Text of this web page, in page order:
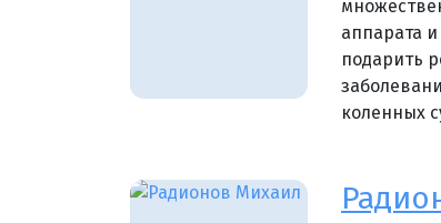
аппарата
подарить
коленных